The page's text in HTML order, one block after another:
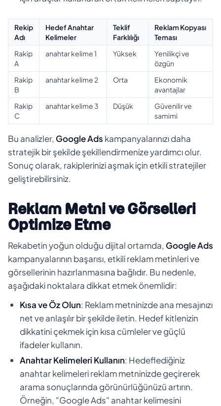
Rekip
Adı
Hedef Anahtar
Kelimeler
Teklif
Farklılığı
Reklam Kopyası
Teması
Rakip
A
anahtar kelime 1 Yüksek
Yenilikçi ve
özgün
Rakip
B
anahtar kelime 2 Orta
Ekonomik
avantajlar
Rakip
C
anahtar kelime 3 Düşük
Güvenilir ve
samimi
Bu analizler, Google Ads kampanyalarınızı daha
stratejik bir şekilde şekillendirmenize yardımcı olur.
Sonuç olarak, rakiplerinizi aşmak için etkili stratejiler
geliştirebilirsiniz.
Reklam Metni ve Görselleri
Optimize Etme
Rekabetin yoğun olduğu dijital ortamda, Google Ads
kampanyalarının başarısı, etkili reklam metinleri ve
görsellerinin hazırlanmasına bağlıdır. Bu nedenle,
aşağıdaki noktalara dikkat etmek önemlidir:
Kısa ve Öz Olun: Reklam metninizde ana mesajınızı
net ve anlaşılır bir şekilde iletin. Hedef kitlenizin
dikkatini çekmek için kısa cümleler ve güçlü
ifadeler kullanın.
Anahtar Kelimeleri Kullanın: Hedeflediğiniz
anahtar kelimeleri reklam metninizde geçirerek
arama sonuçlarında görünürlüğünüzü artırın.
Örneğin, "Google Ads" anahtar kelimesini